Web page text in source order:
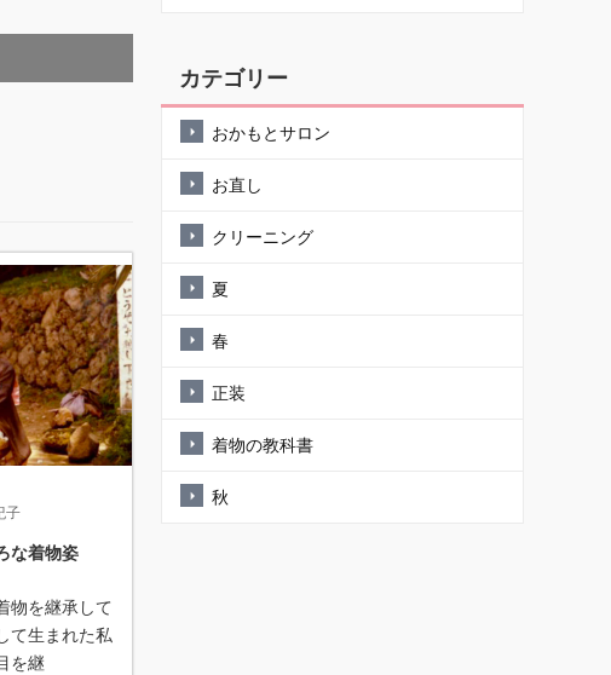
子
な着物姿
物を継承して
て生まれた私
を継
カテゴリー
おかもとサロン
お直し
クリーニング
夏
春
正装
着物の教科書
秋